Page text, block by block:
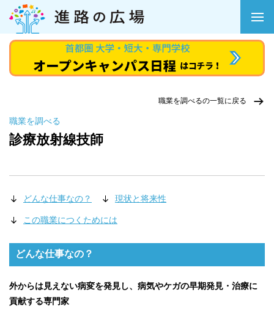
職業を調べるの一覧に戻る
職業を調べる
診療放射線技師
どんな仕事なの？ 現状と将来性
この職業につくためには
どんな仕事なの？
外からは見えない病変を発見し、病気やケガの早期発見・治療に
貢献する専門家